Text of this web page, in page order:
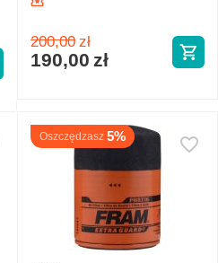
200,00 zł
190,00 zł
Oszczędzasz 5%